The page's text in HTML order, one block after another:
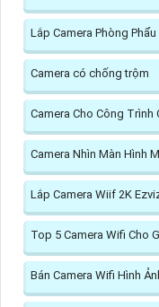
Lắp Camera Phòng
Camera có chống trộm
Camera Cho Công Trình
Camera Nhìn Màn Hình
Lắp Camera Wiif 2K
Top 5 Camera Wifi Cho
Bán Camera Wifi Hình